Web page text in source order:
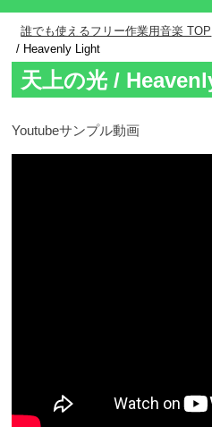
誰でも使えるフリー作業用音楽 TOP
/ Heavenly Light
天上の光 /
Youtubeサンプル動画